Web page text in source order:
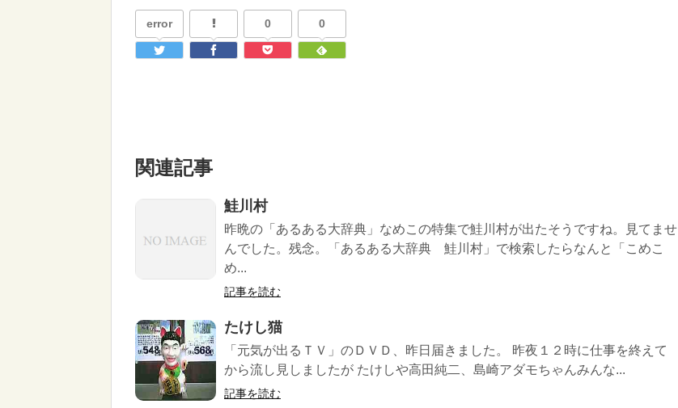
error 0 0
関連記事
鮭川村
昨晩の「あるある大辞典」なめこの特集で鮭川村が出たそうですね。見てませ
んでした。残念。「あるある大辞典 鮭川村」で検索したらなんと「こめこ
め...
記事を読む
たけし猫
「元気が出るＴＶ」のＤＶＤ、昨日届きました。 昨夜１２時に仕事を終えて
から流し見しましたが たけしや高田純二、島崎アダモちゃんみんな...
記事を読む